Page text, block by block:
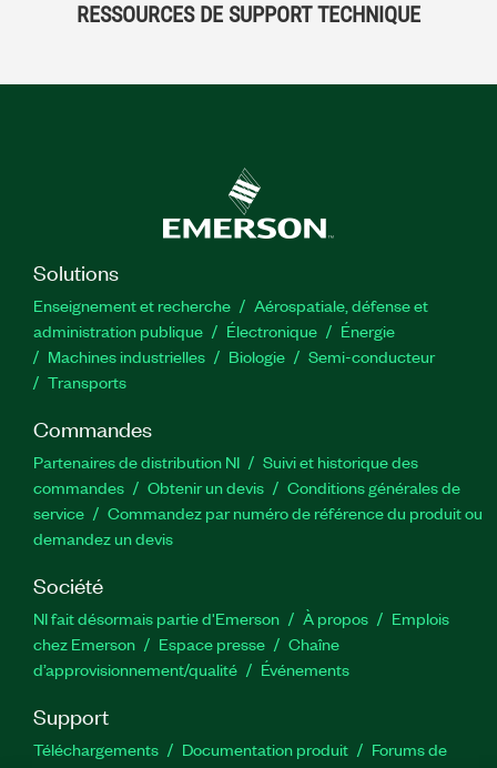
RESSOURCES DE SUPPORT TECHNIQUE
Solutions
Enseignement et recherche
Aérospatiale, défense et
administration publique
Électronique
Énergie​
Machines industrielles
Biologie
Semi-conducteur
Transports
Commandes
Partenaires de distribution NI
Suivi et historique des
commandes
Obtenir un devis
Conditions générales de
service
Commandez par numéro de référence du produit ou
demandez un devis
Société
NI fait désormais partie d'Emerson À propos
Emplois
chez Emerson
Espace presse
Chaîne
d’approvisionnement/qualité
Événements
Support
Téléchargements Documentation produit
Forums de